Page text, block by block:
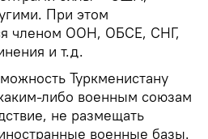
При этом
членом ООН, ОБСЕ, СНГ,
и т.д.
Туркменистану
либо военным союзам
не размещать
военные базы.